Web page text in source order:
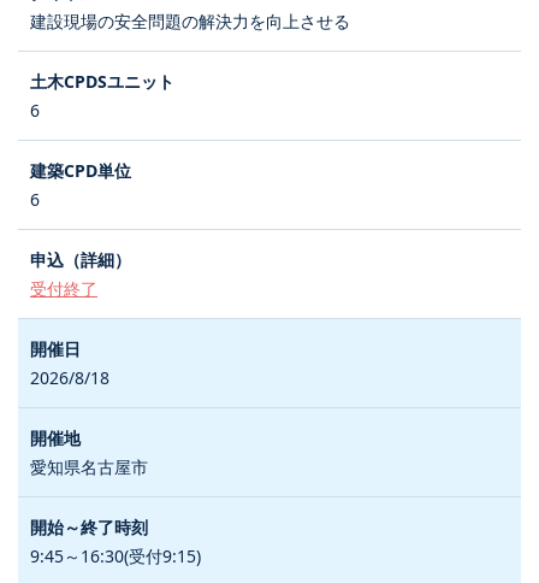
建設現場の安全問題の解決力を向上させる
6
6
受付終了
2026/8/18
愛知県名古屋市
9:45～16:30(受付9:15)